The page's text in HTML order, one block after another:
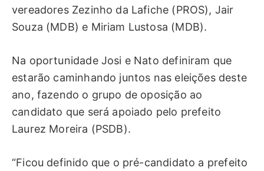
vereadores Zezinho da Lafiche (PROS), Jair
Souza (MDB) e Miriam Lustosa (MDB).
Na oportunidade Josi e Nato definiram que
estarão caminhando juntos nas eleições deste
ano, fazendo o grupo de oposição ao
candidato que será apoiado pelo prefeito
Laurez Moreira (PSDB).
“Ficou definido que o pré-candidato a prefeito